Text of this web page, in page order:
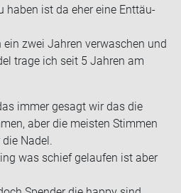
haben ist da eher eine Ent­täu­
zwei Jah­ren ver­wa­schen und
trage ich seit 5 Jah­ren am
immer ge­sagt wir das die
aber die meis­ten Stim­men
Nadel.
was schief ge­lau­fen ist aber